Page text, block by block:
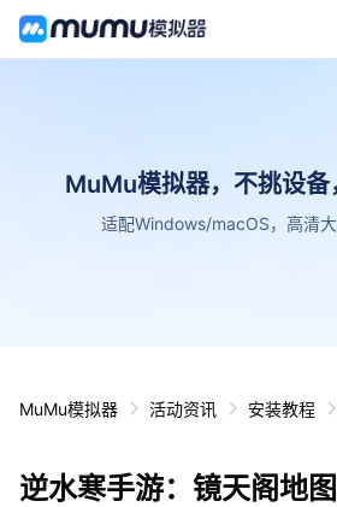
MuMu模拟器，不挑设备
适配Windows/macOS，高清
MuMu模拟器 活动资讯 安装教程
逆水寒手游：镜天阁地